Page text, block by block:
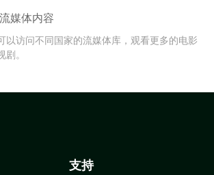
媒体内容
以访问不同国家的流媒体库，观看更多的电影
。
支持